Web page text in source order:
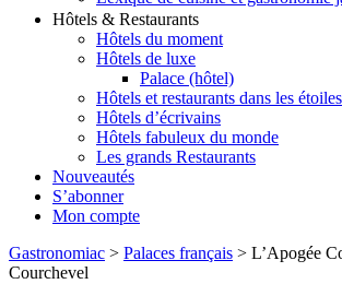
Hôtels & Restaurants
Hôtels du moment
Hôtels de luxe
Palace (hôtel)
Hôtels et restaurants dans les étoiles
Hôtels d’écrivains
Hôtels fabuleux du monde
Les grands Restaurants
Nouveautés
S’abonner
Mon compte
Gastronomiac > Palaces français > L’Apogée
Courchevel